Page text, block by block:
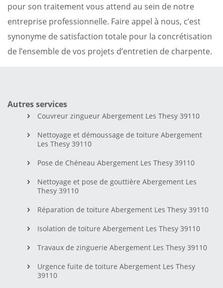
pour son traitement vous attend au sein de notre
entreprise professionnelle. Faire appel à nous, c’est
synonyme de satisfaction totale pour la concrétisation
de l’ensemble de vos projets d’entretien de charpente.
Autres services
Couvreur zingueur Abergement Les Thesy 39110
Nettoyage et démoussage de toiture Abergement
Les Thesy 39110
Pose de Chéneau Abergement Les Thesy 39110
Nettoyage et pose de gouttière Abergement Les
Thesy 39110
Réparation de toiture Abergement Les Thesy 39110
Isolation de toiture Abergement Les Thesy 39110
Travaux de zinguerie Abergement Les Thesy 39110
Urgence fuite de toiture Abergement Les Thesy
39110